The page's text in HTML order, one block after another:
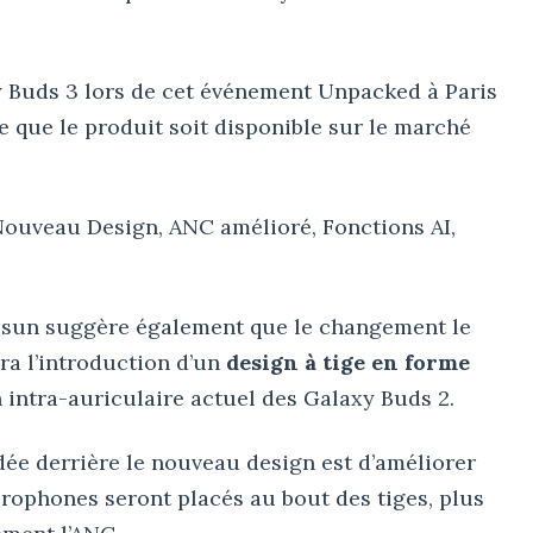
3 lors de cet événement Unpacked à Paris
que le produit soit disponible sur le marché
Design, ANC amélioré, Fonctions AI,
suggère également que le changement le
l’introduction d’un design à tige en forme
auriculaire actuel des Galaxy Buds 2.
derrière le nouveau design est d’améliorer
seront placés au bout des tiges, plus